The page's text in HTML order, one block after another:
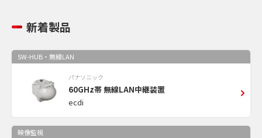
新着製品
SW-HUB・無線LAN
パナソニック
60GHz帯 無線LAN中継装置
ecdi
映像監視